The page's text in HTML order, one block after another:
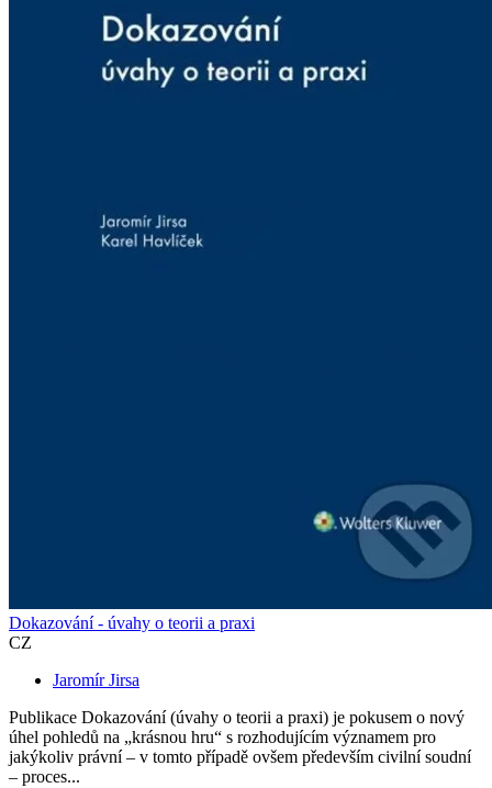
Dokazování - úvahy o teorii a praxi
CZ
Jaromír Jirsa
Publikace Dokazování (úvahy o teorii a praxi) je pokusem o nový
úhel pohledů na „krásnou hru“ s rozhodujícím významem pro
jakýkoliv právní – v tomto případě ovšem především civilní soudní
– proces...